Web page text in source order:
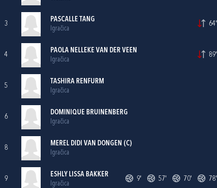
3
PASCALLE TANG
Igračica
64'
4
PAOLA NELLEKE VAN DER VEEN
Igračica
89'
5
TASHIRA RENFURM
Igračica
6
DOMINIQUE BRUINENBERG
Igračica
8
MEREL DIDI VAN DONGEN (C)
Igračica
9
ESHLY LISSA BAKKER
Igračica
9' 57' 70' 78'